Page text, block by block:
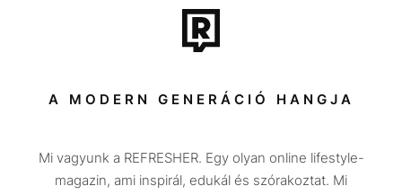
Tech-Tudomány
Sport
Társadalom
Utazás
A MODERN GENERÁCIÓ HANGJA
Mi vagyunk a REFRESHER. Egy olyan online lifestyle-
magazin, ami inspirál, edukál és szórakoztat. Mi